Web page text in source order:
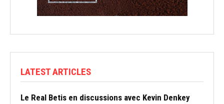
LATEST ARTICLES
Le Real Betis en discussions avec Kevin Denkey